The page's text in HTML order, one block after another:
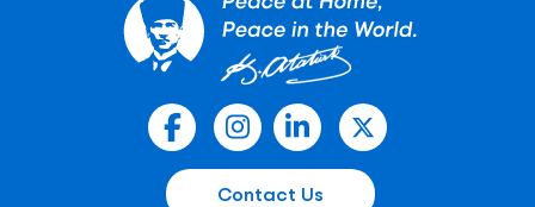
Contact Us